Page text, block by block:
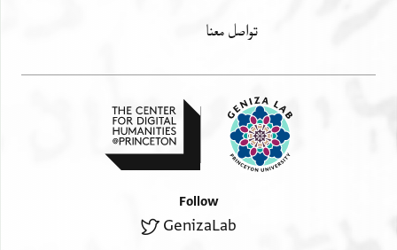
تواصل معنا
Follow
GenizaLab